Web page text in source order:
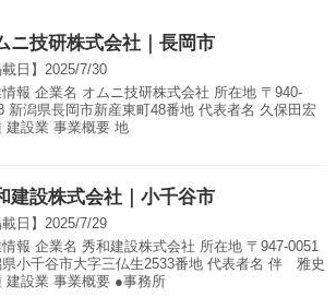
ニ技研株式会社｜長岡市
載日】 2025/7/30
報 企業名 オムニ技研株式会社 所在地 〒940-
新潟県長岡市新産東町48番地 代表者名 久保田宏
建設業 事業概要 地
建設株式会社｜小千谷市
載日】 2025/7/29
報 企業名 秀和建設株式会社 所在地 〒947-0051
県小千谷市大字三仏生2533番地 代表者名 伴 雅史
建設業 事業概要 ●事務所